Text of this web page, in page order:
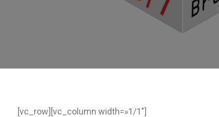
[vc_row][vc_column width=»1/1″]